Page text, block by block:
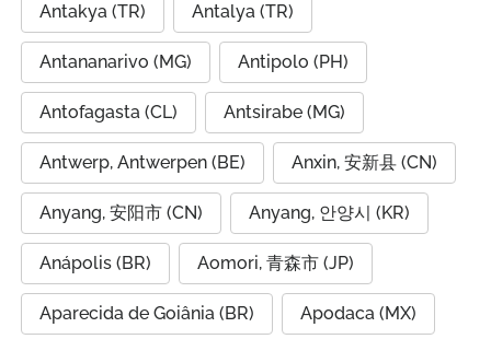
Antakya (TR) Antalya (TR)
Antananarivo (MG) Antipolo (PH)
Antofagasta (CL) Antsirabe (MG)
Antwerp, Antwerpen (BE) Anxin, 安新县 (CN)
Anyang, 安阳市 (CN) Anyang, 안양시 (KR)
Anápolis (BR) Aomori, 青森市 (JP)
Aparecida de Goiânia (BR) Apodaca (MX)